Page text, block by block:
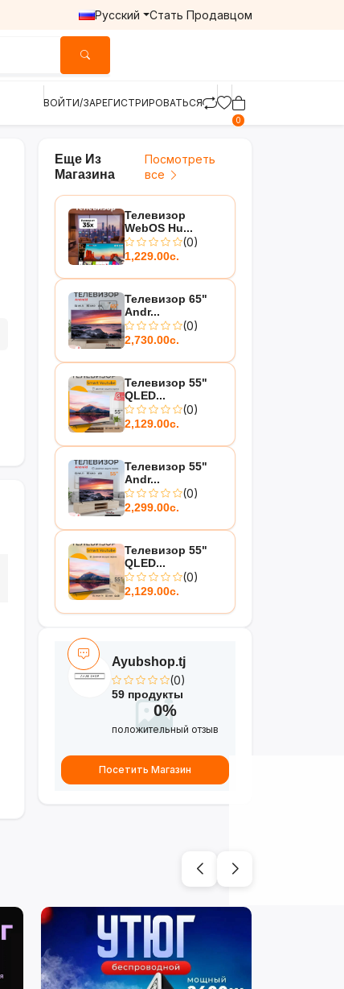
Русский Стать Продавцом
ВОЙТИ/ЗАРЕГИСТРИРОВАТЬСЯ
0
Еще Из
Магазина
Посмотреть
все
Телевизор
WebOS Hu...
(0)
1,229.00с.
Телевизор 65"
Andr...
(0)
2,730.00с.
Телевизор 55"
QLED...
(0)
2,129.00с.
Телевизор 55"
Andr...
(0)
2,299.00с.
Телевизор 55"
QLED...
(0)
2,129.00с.
Ayubshop.tj
(0)
59 продукты
0%
положительный отзыв
Посетить Магазин